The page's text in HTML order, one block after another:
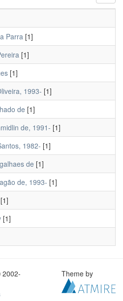
Parra [1]
[1]
[1]
1993- [1]
de [1]
de, 1991- [1]
1982- [1]
de [1]
de, 1993- [1]
[1]
[1]
2002-
Theme by